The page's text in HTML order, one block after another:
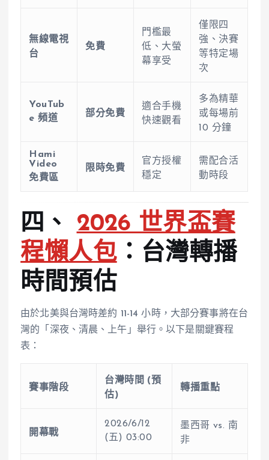
無線電視
台
免費
門檻最
低、大螢
幕享受
僅限四
強、決賽
等特定場
次
YouTub
e 頻道
部分免費
適合手機
快速觀看
多為精華
或每場前
10 分鐘
Hami
Video
免費區
限時免費
官方授權
穩定
需配合活
動時段
四、 2026 世界盃賽
程懶人包：台灣轉播
時間預估
由於北美與台灣時差約 11-14 小時，大部分賽事將在台
灣的「深夜、清晨、上午」舉行。以下是關鍵賽程
表：
賽事階段
台灣時間 (預
估)
轉播重點
開幕戰
2026/6/12
(五) 03:00
墨西哥 vs. 南
非